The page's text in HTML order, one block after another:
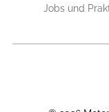
Jobs und